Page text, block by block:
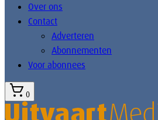
Over ons
Contact
Adverteren
Abonnementen
Voor abonnees
0